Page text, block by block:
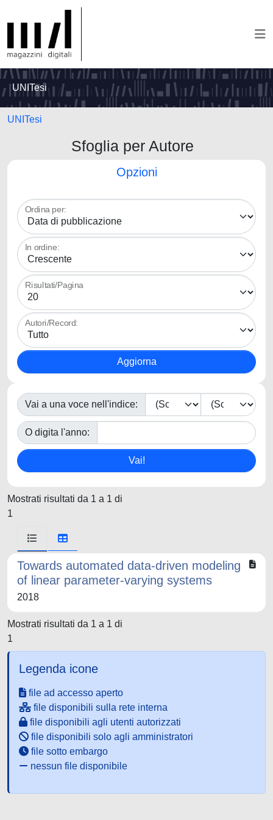
UNITesi
UNITesi
Sfoglia per Autore
Opzioni
Ordina per:
In ordine:
Risultati/Pagina
Autori/Record:
Vai a una voce nell'indice:
O digita l'anno:
Mostrati risultati da 1 a 1 di
1
Towards automated data-driven modeling
of linear parameter-varying systems
2018
Mostrati risultati da 1 a 1 di
1
Legenda icone
file ad accesso aperto
file disponibili sulla rete interna
file disponibili agli utenti autorizzati
file disponibili solo agli amministratori
file sotto embargo
nessun file disponibile